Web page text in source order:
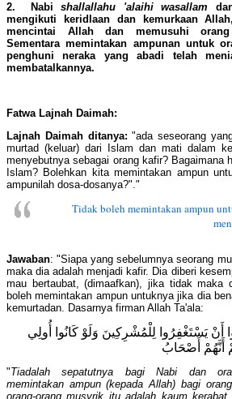
2. Nabishallallahu 'alaihi wasallam
mengikuti keridlaan dan kemurkaan
mencintai Allah dan memusuhi orang
Sementara memintakan ampunan untuk
penghuni neraka yang abadi telah
membatalkannya.
Fatwa Lajnah Daimah:
Lajnah Daimah ditanya: "ada seseorang
murtad (keluar) dari Islam dan mati dalam
menyebutnya sebagai orang kafir? Bagaimana
Islam? Bolehkan kita memintakan ampun
ampunilah dosa-dosanya?"."
Tidak boleh memintakan ampun
Jawaban: "Siapa yang sebelumnya seorang
maka dia adalah menjadi kafir. Dia diberi
mau bertaubat, (dimaafkan), jika tidak maka
boleh memintakan ampun untuknya jika dia
kemurtadan. Dasarnya firman Allah Ta'ala:
أَنْ يَسْتَغْفِرُوا لِلْمُشْرِكِينَ وَلَوْ كَانُوا أُولِي
أَنَّهُمْ أَصْحَابُ
"Tiadalah sepatutnya bagi Nabi dan
memintakan ampun (kepada Allah) bagi
orang-orang musyrik itu adalah kaum